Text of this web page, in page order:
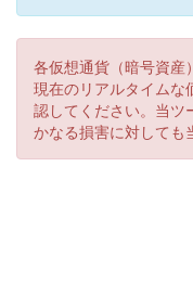
各仮想通貨（暗号資産
現在のリアルタイムな
認してください。当ツ
かなる損害に対しても